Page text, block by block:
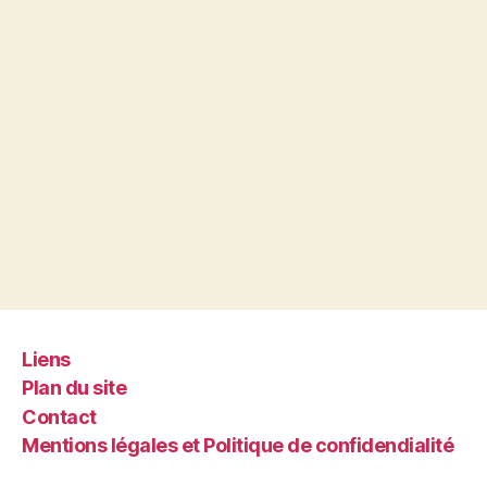
Liens
Plan du site
Contact
Mentions légales et Politique de confidendialité